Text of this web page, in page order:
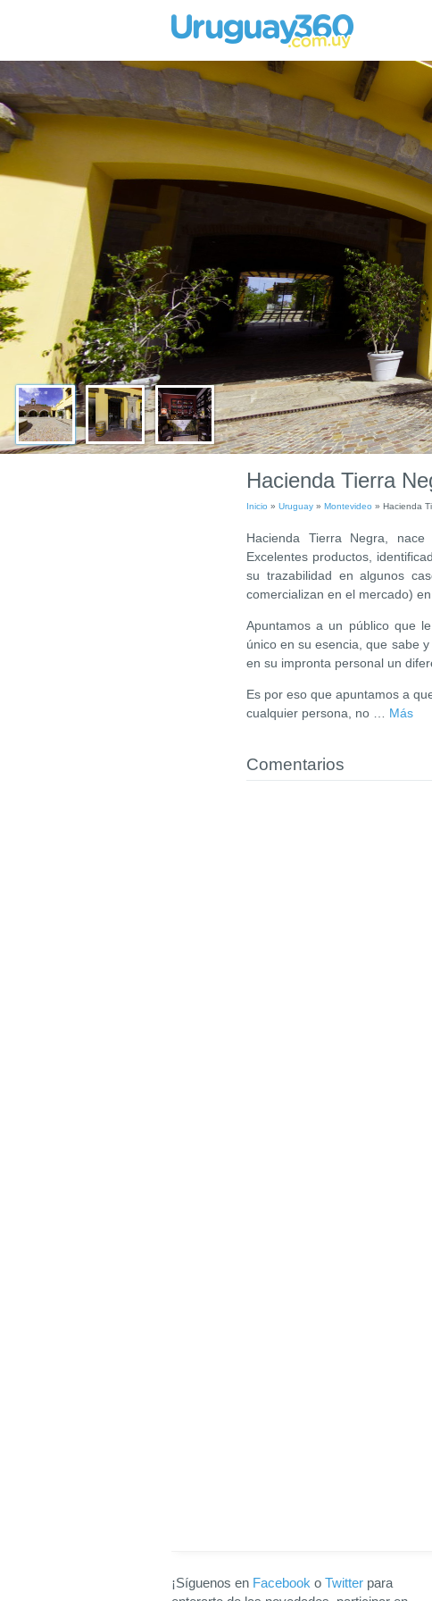
Hacienda Tierra
Inicio » Uruguay » Montevideo » Hacienda
Hacienda Tierra Negra,
Excelentes productos,
su trazabilidad en algunos
comercializan en el mercado) en
Apuntamos a un público que
único en su esencia, que sabe
en su impronta personal un
Es por eso que apuntamos a
cualquier persona, no
Más
Comentarios
¡Síguenos en Facebook o Twitter para